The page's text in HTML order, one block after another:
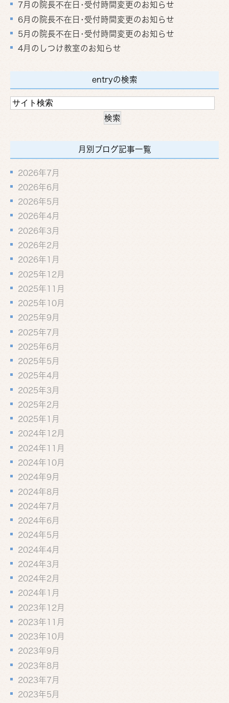
7月の院長不在日･受付時間変更のお知らせ
6月の院長不在日･受付時間変更のお知らせ
5月の院長不在日･受付時間変更のお知らせ
4月のしつけ教室のお知らせ
entryの検索
月別ブログ記事一覧
2026年7月
2026年6月
2026年5月
2026年4月
2026年3月
2026年2月
2026年1月
2025年12月
2025年11月
2025年10月
2025年9月
2025年7月
2025年6月
2025年5月
2025年4月
2025年3月
2025年2月
2025年1月
2024年12月
2024年11月
2024年10月
2024年9月
2024年8月
2024年7月
2024年6月
2024年5月
2024年4月
2024年3月
2024年2月
2024年1月
2023年12月
2023年11月
2023年10月
2023年9月
2023年8月
2023年7月
2023年5月